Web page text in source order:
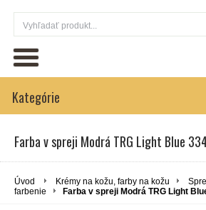
Kategórie
Farba v spreji Modrá TRG Light Blue
Úvod Krémy na kožu, farby na kožu
farbenie
Farba v spreji Modrá TRG Light